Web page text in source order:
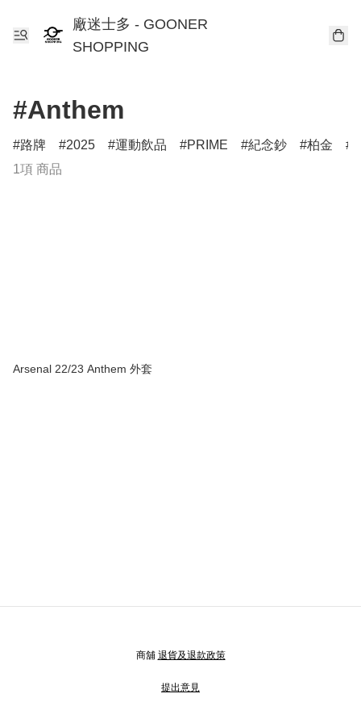
廠迷士多 - GOONER
SHOPPING
#Anthem
路牌 2025 運動飲品 PRIME 紀念鈔 柏金
1項 商品
Arsenal 22/23 Anthem 外套
商舖 退貨及退款政策
提出意見